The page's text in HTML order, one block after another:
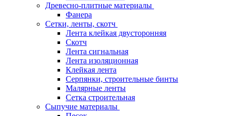
Древесно-плитные материалы
Фанера
Сетки, ленты, скотч
Лента клейкая двусторонняя
Скотч
Лента сигнальная
Лента изоляционная
Клейкая лента
Серпянки, строительные бинты
Малярные ленты
Сетка строительная
Сыпучие материалы